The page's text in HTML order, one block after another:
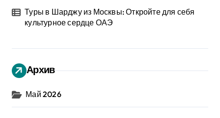
Туры в Шарджу из Москвы: Откройте для себя
культурное сердце ОАЭ
Архив
Май 2026